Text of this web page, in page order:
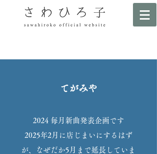
​てがみや​
2024 毎月新曲発表企画です​
​2025年2月に店じまいにするはず
が、なぜだか5月まで延長していま